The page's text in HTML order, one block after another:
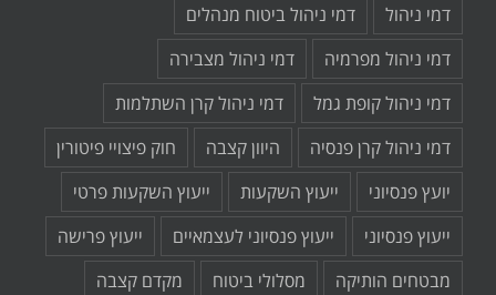
דמי ניהול
דמי ניהול ביטוח מנהלים
דמי ניהול מפרמיה
דמי ניהול מצבירה
דמי ניהול קופת גמל
דמי ניהול קרן השתלמות
דמי ניהול קרן פנסיה
היוון קצבה
חוק פיצויי פיטורין
יועץ פנסיוני
ייעוץ השקעות
ייעוץ השקעות פרטי
ייעוץ פנסיוני
ייעוץ פנסיוני לעצמאיים
ייעוץ פרישה
מבטחים הותיקה
מסלולי ביטוח
מקדם קצבה